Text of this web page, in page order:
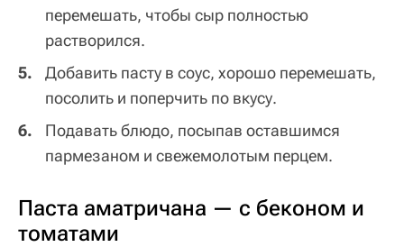
перемешать, чтобы сыр полностью
растворился.
Добавить пасту в соус, хорошо перемешать,
посолить и поперчить по вкусу.
Подавать блюдо, посыпав оставшимся
пармезаном и свежемолотым перцем.
Паста аматричана — с беконом и
томатами